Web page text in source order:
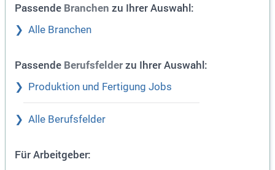
Passende Branchen zu Ihrer Auswahl:
Alle Branchen
Passende Berufsfelder zu Ihrer Auswahl:
Produktion und Fertigung Jobs
Alle Berufsfelder
Für Arbeitgeber: